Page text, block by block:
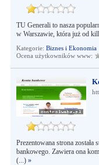
TU Generali to nasza
w Warszawie, która już od
Kategorie: Biznes i Ekonomia
Ocena użytkowników www:
Prezentowana strona
bankowego. Zawiera ona
(...) »